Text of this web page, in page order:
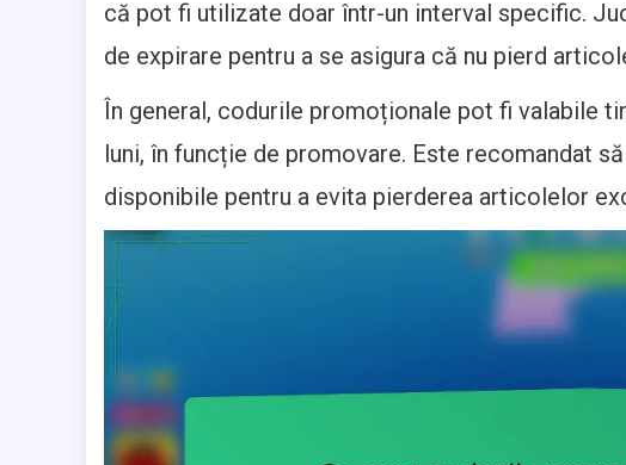
că pot fi utilizate doar într-un interval specific.
de expirare pentru a se asigura că nu pierd
În general, codurile promoționale pot fi valabile
luni, în funcție de promovare. Este recomandat
disponibile pentru a evita pierderea articolelor